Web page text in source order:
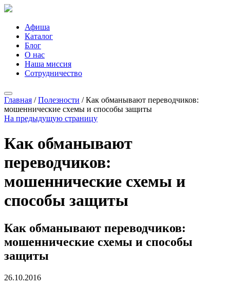
Афиша
Каталог
Блог
О нас
Наша миссия
Сотрудничество
Главная / Полезности / Как обманывают переводчиков:
мошеннические схемы и способы защиты
На предыдущую страницу
Как обманывают
переводчиков:
мошеннические схемы и
способы защиты
Как обманывают переводчиков:
мошеннические схемы и способы
защиты
26.10.2016